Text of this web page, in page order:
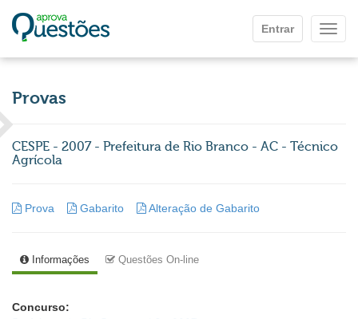
Entrar
Provas
CESPE - 2007 - Prefeitura de Rio Branco - AC - Técnico
Agrícola
Prova Gabarito Alteração de Gabarito
Informações Questões On-line
Concurso: